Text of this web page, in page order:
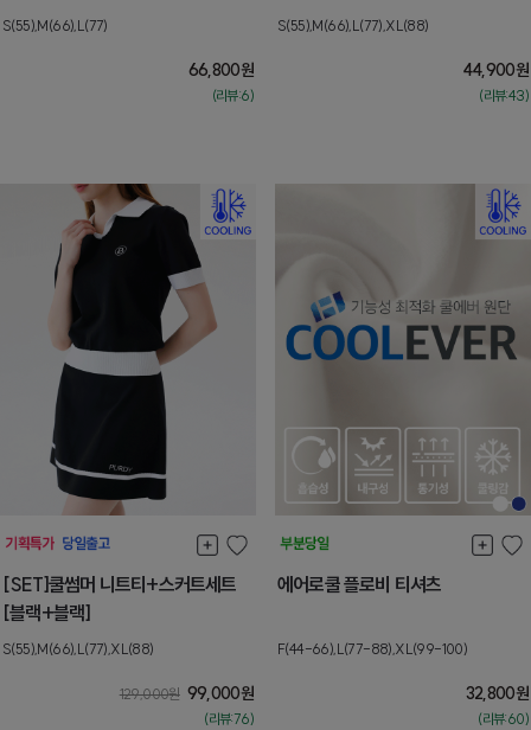
S(55),M(66),L(77)
66,800원
(리뷰:6)
S(55),M(66),L(77),XL(88)
44,900원
(리뷰:43)
[SET]쿨썸머 니트티+스커트세트
[블랙+블랙]
S(55),M(66),L(77),XL(88)
129,000원 99,000원
(리뷰:76)
에어로쿨 플로비 티셔츠
F(44-66),L(77-88),XL(99-100)
32,800원
(리뷰:60)